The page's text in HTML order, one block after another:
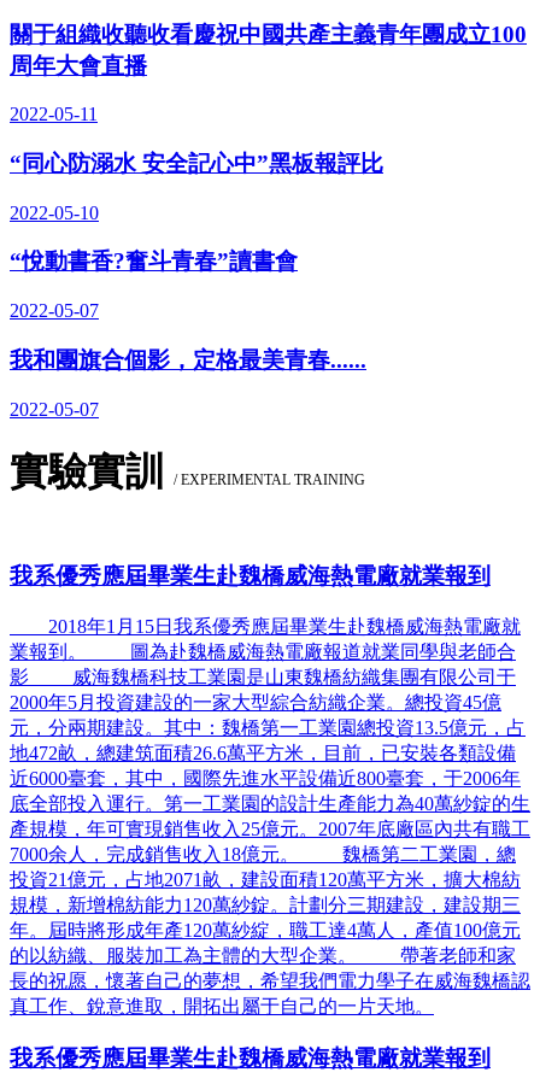
關于組織收聽收看慶祝中國共產主義青年團成立100
周年大會直播
2022-05-11
“同心防溺水 安全記心中”黑板報評比
2022-05-10
“悅動書香?奮斗青春”讀書會
2022-05-07
我和團旗合個影，定格最美青春......
2022-05-07
實驗實訓 / EXPERIMENTAL TRAINING
我系優秀應屆畢業生赴魏橋威海熱電廠就業報到
2018年1月15日我系優秀應屆畢業生赴魏橋威海熱電廠就
業報到。 圖為赴魏橋威海熱電廠報道就業同學與老師合
影 威海魏橋科技工業園是山東魏橋紡織集團有限公司于
2000年5月投資建設的一家大型綜合紡織企業。總投資45億
元，分兩期建設。其中：魏橋第一工業園總投資13.5億元，占
地472畝，總建筑面積26.6萬平方米，目前，已安裝各類設備
近6000臺套，其中，國際先進水平設備近800臺套，于2006年
底全部投入運行。第一工業園的設計生產能力為40萬紗錠的生
產規模，年可實現銷售收入25億元。2007年底廠區內共有職工
7000余人，完成銷售收入18億元。 魏橋第二工業園，總
投資21億元，占地2071畝，建設面積120萬平方米，擴大棉紡
規模，新增棉紡能力120萬紗錠。計劃分三期建設，建設期三
年。屆時將形成年產120萬紗綻，職工達4萬人，產值100億元
的以紡織、服裝加工為主體的大型企業。 帶著老師和家
長的祝愿，懷著自己的夢想，希望我們電力學子在威海魏橋認
真工作、銳意進取，開拓出屬于自己的一片天地。
我系優秀應屆畢業生赴魏橋威海熱電廠就業報到